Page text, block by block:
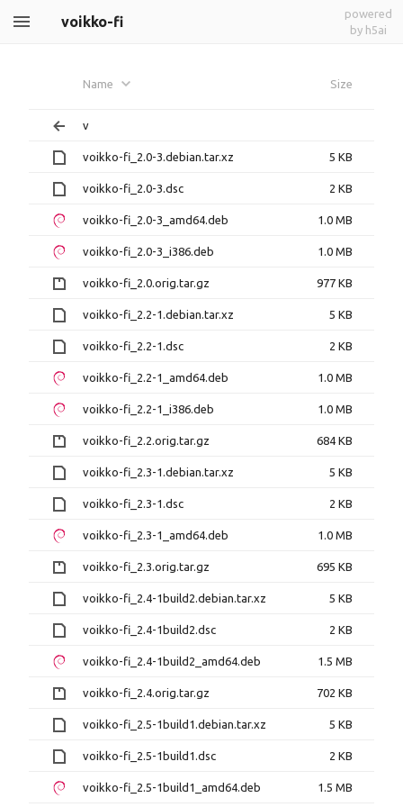
voikko-fi
powered
by h5ai
Name Size
v
voikko-fi_2.0-3.debian.tar.xz 5 KB
voikko-fi_2.0-3.dsc 2 KB
voikko-fi_2.0-3_amd64.deb 1.0 MB
voikko-fi_2.0-3_i386.deb 1.0 MB
voikko-fi_2.0.orig.tar.gz 977 KB
voikko-fi_2.2-1.debian.tar.xz 5 KB
voikko-fi_2.2-1.dsc 2 KB
voikko-fi_2.2-1_amd64.deb 1.0 MB
voikko-fi_2.2-1_i386.deb 1.0 MB
voikko-fi_2.2.orig.tar.gz 684 KB
voikko-fi_2.3-1.debian.tar.xz 5 KB
voikko-fi_2.3-1.dsc 2 KB
voikko-fi_2.3-1_amd64.deb 1.0 MB
voikko-fi_2.3.orig.tar.gz 695 KB
voikko-fi_2.4-1build2.debian.tar.xz 5 KB
voikko-fi_2.4-1build2.dsc 2 KB
voikko-fi_2.4-1build2_amd64.deb 1.5 MB
voikko-fi_2.4.orig.tar.gz 702 KB
voikko-fi_2.5-1build1.debian.tar.xz 5 KB
voikko-fi_2.5-1build1.dsc 2 KB
voikko-fi_2.5-1build1_amd64.deb 1.5 MB